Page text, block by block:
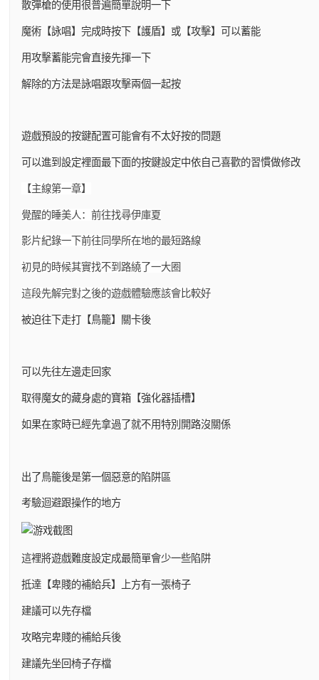
散彈槍的使用很普遍簡單說明一下
魔術【詠唱】完成時按下【護盾】或【攻擊】可以蓄能
用攻擊蓄能完會直接先揮一下
解除的方法是詠唱跟攻擊兩個一起按
遊戲預設的按鍵配置可能會有不太好按的問題
可以進到設定裡面最下面的按鍵設定中依自己喜歡的習慣做修改
【主線第一章】
覺醒的睡美人：前往找尋伊庫夏
影片紀錄一下前往同學所在地的最短路線
初見的時候其實找不到路繞了一大圈
這段先解完對之後的遊戲體驗應該會比較好
被迫往下走打【鳥籠】關卡後
可以先往左邊走回家
取得魔女的藏身處的寶箱【強化器插槽】
如果在家時已經先拿過了就不用特別開路沒關係
出了鳥籠後是第一個惡意的陷阱區
考驗迴避跟操作的地方
這裡將遊戲難度設定成最簡單會少一些陷阱
抵達【卑賤的補給兵】上方有一張椅子
建議可以先存檔
攻略完卑賤的補給兵後
建議先坐回椅子存檔